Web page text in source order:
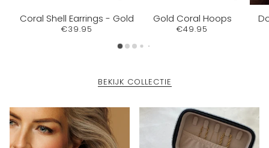
Coral Shell Earrings - Gold
€39.95
Gold Coral Hoops
€49.95
BEKIJK COLLECTIE